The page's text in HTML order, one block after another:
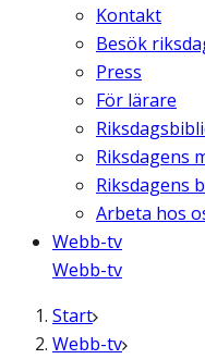
Kontakt
Besök
Press
För lärare
Riksdagens
Riksdagens
Arbeta hos
Webb-tv
Webb-tv
Start
Webb-tv